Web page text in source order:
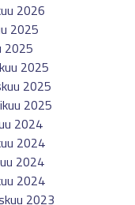
2026
2025
2025
2025
2025
2025
2024
2024
2024
2024
2023